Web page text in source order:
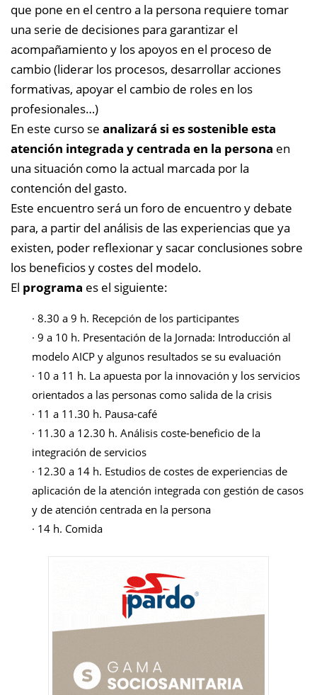
que pone en el centro a la persona requiere tomar
una serie de decisiones para garantizar el
acompañamiento y los apoyos en el proceso de
cambio (liderar los procesos, desarrollar acciones
formativas, apoyar el cambio de roles en los
profesionales…)
En este curso se analizará si es sostenible esta
atención integrada y centrada en la persona en
una situación como la actual marcada por la
contención del gasto.
Este encuentro será un foro de encuentro y debate
para, a partir del análisis de las experiencias que ya
existen, poder reflexionar y sacar conclusiones sobre
los beneficios y costes del modelo.
El programa es el siguiente:
· 8.30 a 9 h. Recepción de los participantes
· 9 a 10 h. Presentación de la Jornada: Introducción al
modelo AICP y algunos resultados se su evaluación
· 10 a 11 h. La apuesta por la innovación y los servicios
orientados a las personas como salida de la crisis
· 11 a 11.30 h. Pausa-café
· 11.30 a 12.30 h. Análisis coste-beneficio de la
integración de servicios
· 12.30 a 14 h. Estudios de costes de experiencias de
aplicación de la atención integrada con gestión de casos
y de atención centrada en la persona
· 14 h. Comida